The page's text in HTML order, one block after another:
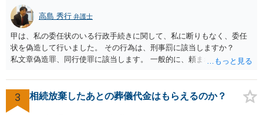
高島 秀行 弁護士
甲は、私の委任状のいる行政手続きに関して、私に断りもなく、委任
状を偽造して行いました。 その行為は、刑事罰に該当しますか？
私文章偽造罪、同行使罪に該当します。 一般的に、頼まれた（委任さ
か？ 委任状を偽造して使用することはまでは依頼の範囲ではない
ので できないと思います。
3 相続放棄したあとの葬儀代金はもらえるのか？